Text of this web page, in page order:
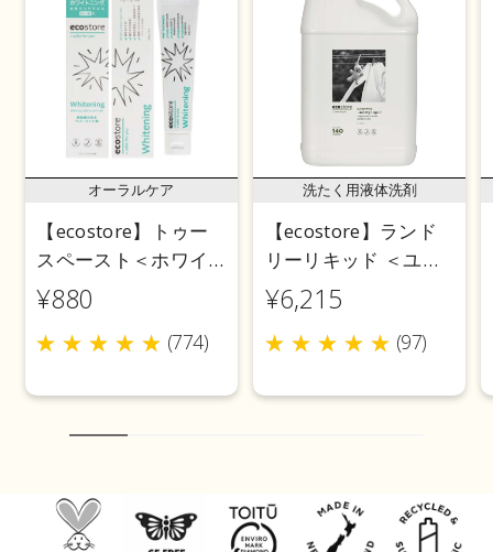
オーラルケア
【ecostore】トゥー
スペースト＜ホワイ
トニング＞ 100g
¥880
(774)
洗たく用液体洗剤
【ecostore】ランド
リーリキッド ＜ユー
カリ＞ 5L
¥6,215
(97)